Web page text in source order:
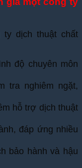
ty dịch thuật chất
độ chuyên môn
tra nghiêm ngặt,
hỗ trợ dịch thuật
đáp ứng nhiều
bảo hành và hậu